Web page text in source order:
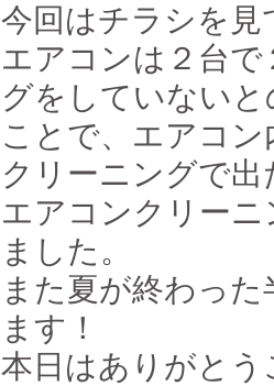
今回はチラシを
エアコンは２台
グをしていないと
ことで、エアコ
クリーニングで
エアコンクリー
ました。
また夏が終わっ
ます！
本日はありがと